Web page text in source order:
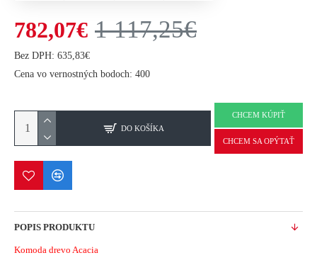
782,07€ 1 117,25€
Bez DPH: 635,83€
Cena vo vernostných bodoch: 400
DO KOŠÍKA
CHCEM KÚPIŤ
CHCEM SA OPÝTAŤ
POPIS PRODUKTU
Komoda drevo Acacia